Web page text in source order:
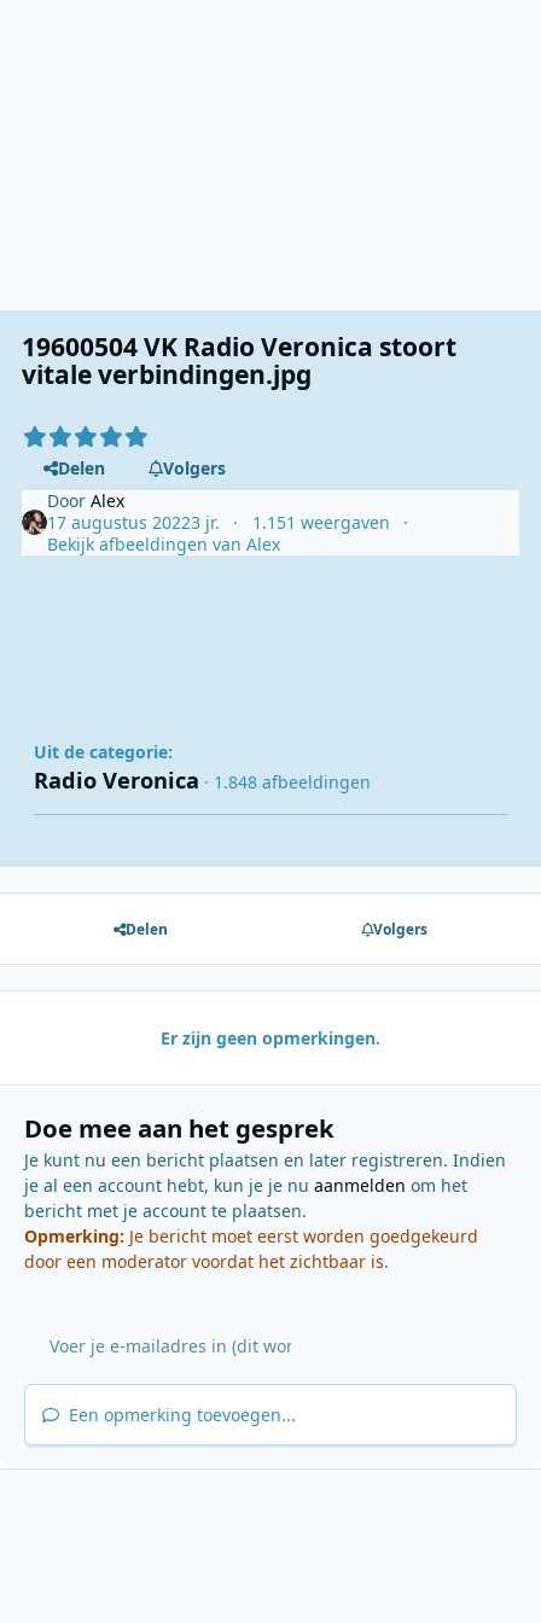
19600504 VK Radio Veronica stoort
vitale verbindingen.jpg
Delen
Volgers
DoorAlex
17 augustus 20223 jr.
1.151 weergaven
Bekijk afbeeldingen van Alex
Uit de categorie:
Radio Veronica · 1.848 afbeeldingen
Delen Volgers
Er zijn geen opmerkingen.
Doe mee aan het gesprek
Je kunt nu een bericht plaatsen en later registreren. Indien
je al een account hebt, kun je je nu aanmelden om het
bericht met je account te plaatsen.
Opmerking: Je bericht moet eerst worden goedgekeurd
door een moderator voordat het zichtbaar is.
Een opmerking toevoegen...